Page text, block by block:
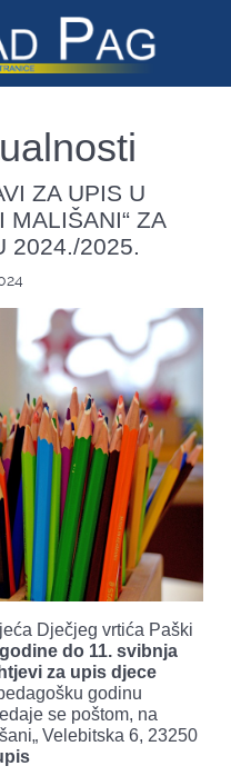
ZA UPIS U
MALIŠANI“ ZA
2024./2025.
Dječjeg vrtića Paški
do 11. svibnja
za upis djece
godinu
se poštom, na
Velebitska 6, 23250